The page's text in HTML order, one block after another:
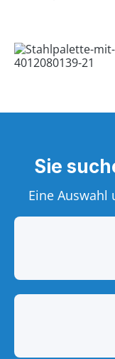
Sie
Eine Auswahl